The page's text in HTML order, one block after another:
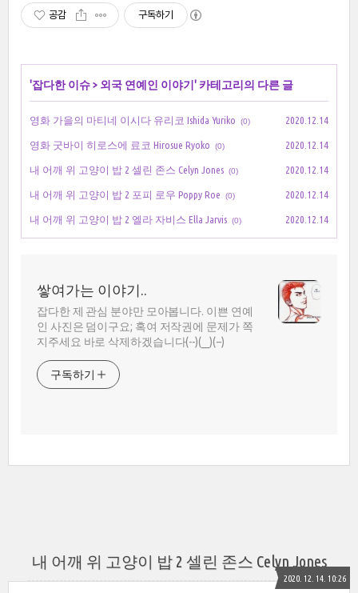
공감 구독하기
'잡다한 이슈> 외국 연예인 이야기 ' 카테고리의 다른 글
영화 가을의 마티네 이시다 유리코 Ishida Yuriko (0) 2020.12.14
영화 굿바이 히로스에 료코 Hirosue Ryoko (0) 2020.12.14
내 어깨 위 고양이 밥 2 셀린 존스 Celyn Jones (0) 2020.12.14
내 어깨 위 고양이 밥 2 포피 로우 Poppy Roe (0) 2020.12.14
내 어깨 위 고양이 밥 2 엘라 자비스 Ella Jarvis (0) 2020.12.14
쌓여가는 이야기..
잡다한 제 관심 분야만 모아봅니다. 이쁜 연예
인 사진은 덤이구요; 혹여 저작권에 문제가 쪽
지주세요 바로 삭제하겠습니다(--)(__)(--)
구독하기
내 어깨 위 고양이 밥 2 셀린 존스 Celyn Jones
2020. 12. 14. 10:26